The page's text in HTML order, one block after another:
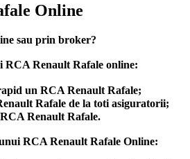
Online
sau prin broker?
RCA Renault Rafale online:
un RCA Renault Rafale;
Rafale de la toti asiguratorii;
Renault Rafale.
RCA Renault Rafale Online: